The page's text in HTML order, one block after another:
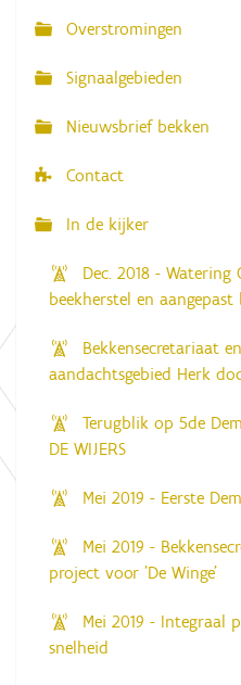
g
t
Overstromingen
Signaalgebieden
Nieuwsbrief bekken
Contact
In de kijker
Dec. 2018 -
beekherstel en aangepast
Bekkensecretariaat
aandachtsgebied Herk
Terugblik op 5de
DE WIJERS
Mei 2019 - Eerste
Mei 2019 -
project voor 'De Winge'
Mei 2019 - Integraal
snelheid